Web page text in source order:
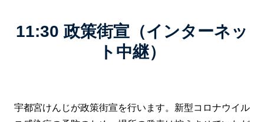
11:30 政策街宣（インターネッ
ト中継）
宇都宮けんじが政策街宣を行います。新型コロナウイル